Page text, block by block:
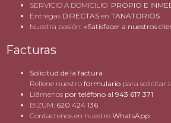
SERVICIO A DOMICILIO PROPIO E
Entregas DIRECTAS en TANATORIOS
Nuestra pasión: «Satisfacer a nuestros
Facturas
Solicitud de la factura
Rellene nuestro formulario para solicitar
Llámenos por teléfono al 943 617 371
BIZUM: 620 424 136
Contactenos en nuestro WhatsApp